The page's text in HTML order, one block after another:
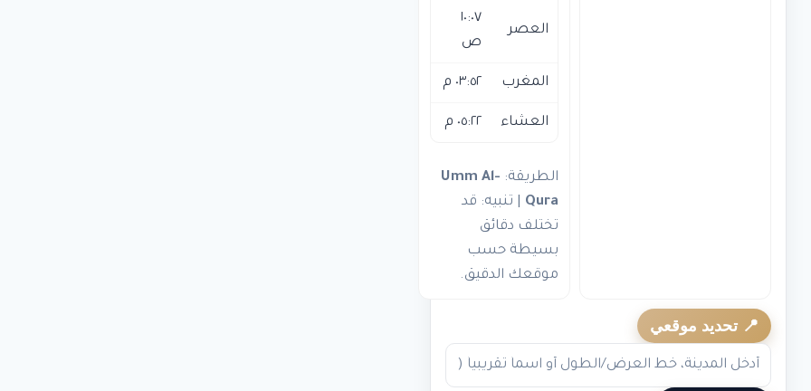
العصر
١٠:٠٧
ص
المغرب ٠٣:٥٢ م
العشاء ٠٥:٢٢ م
الطريقة: Umm Al-
Qura | تنبيه: قد
تختلف دقائق
بسيطة حسب
موقعك الدقيق.
📍 تحديد موقعي